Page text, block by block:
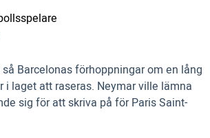
Barcelonas förhoppningar om en lång
i laget att raseras. Neymar ville lämna
sig för att skriva på för Paris Saint-